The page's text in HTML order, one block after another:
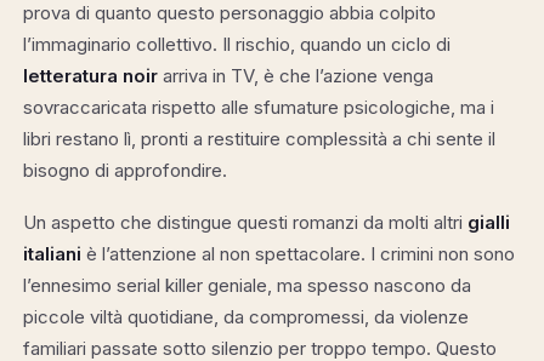
prova di quanto questo personaggio abbia colpito
l’immaginario collettivo. Il rischio, quando un ciclo di
letteratura noirarriva in TV, è che l’azione venga
sovraccaricata rispetto alle sfumature psicologiche, ma i
libri restano lì, pronti a restituire complessità a chi sente il
bisogno di approfondire.
Un aspetto che distingue questi romanzi da molti altri gialli
italiani è l’attenzione al non spettacolare. I crimini non sono
l’ennesimo serial killer geniale, ma spesso nascono da
piccole viltà quotidiane, da compromessi, da violenze
familiari passate sotto silenzio per troppo tempo. Questo